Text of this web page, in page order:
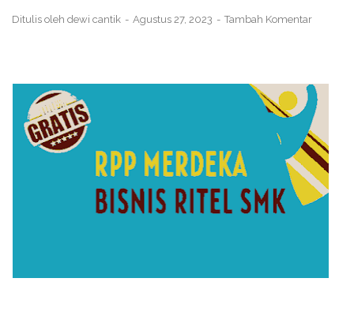
Ditulis oleh dewi cantik Agustus 27, 2023 Tambah Komentar